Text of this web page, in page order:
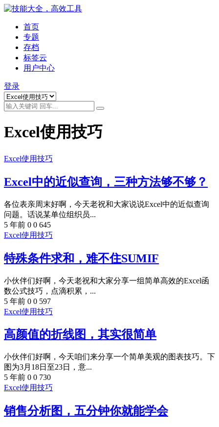
首页
专题
存档
标签云
用户中心
登录
Excel使用技巧
Excel使用技巧
Excel中的近似查询，三种方法够不够？
各位表亲周末好啊，今天老祝和大家说说Excel中的近似查询
问题。话说某单位组织员...
5 年前 0 0 645
Excel使用技巧
特殊条件求和，难不住SUMIF
小伙伴们好啊，今天老祝和大家分享一组简单高效的Excel函
数公式技巧，点滴积累，...
5 年前 0 0 597
Excel使用技巧
高颜值的折线图，其实很简单
小伙伴们好啊，今天咱们来分享一个简单美观的图表技巧。下
图为3月18日至23日，意...
5 年前 0 0 730
Excel使用技巧
销售分析图，五分钟你就能学会